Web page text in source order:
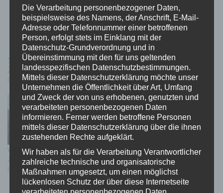
Solar Wetterstation
21/04/2020
In "Arduino"
Platinen Aufbau Wettersensor
01/03/2020
In "arduino"
Wetter Station
22/04/2018
In "Garten / Natur"
Die Verarbeitung personenbezogener Daten,
beispielsweise des Namens, der Anschrift, E-Mail-
Adresse oder Telefonnummer einer betroffenen
Person, erfolgt stets im Einklang mit der
Datenschutz-Grundverordnung und in
Übereinstimmung mit den für uns geltenden
landesspezifischen Datenschutzbestimmungen.
Mittels dieser Datenschutzerklärung möchte unser
Unternehmen die Öffentlichkeit über Art, Umfang
und Zweck der von uns erhobenen, genutzten und
verarbeiteten personenbezogenen Daten
informieren. Ferner werden betroffene Personen
mittels dieser Datenschutzerklärung über die ihnen
zustehenden Rechte aufgeklärt.
Wir haben als für die Verarbeitung Verantwortlicher
zahlreiche technische und organisatorische
Maßnahmen umgesetzt, um einen möglichst
lückenlosen Schutz der über diese Internetseite